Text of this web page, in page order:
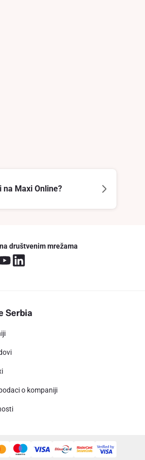
na Maxi Online?
društvenim mrežama
Serbia
o kompaniji